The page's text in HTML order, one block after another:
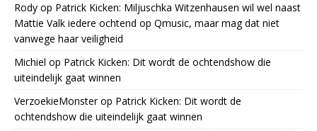
Rody op Patrick Kicken: Miljuschka Witzenhausen wil wel naast
Mattie Valk iedere ochtend op Qmusic, maar mag dat niet
vanwege haar veiligheid
Michiel op Patrick Kicken: Dit wordt de ochtendshow die
uiteindelijk gaat winnen
VerzoekieMonsterop Patrick Kicken: Dit wordt de
ochtendshow die uiteindelijk gaat winnen